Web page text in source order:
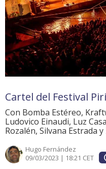
Cartel del Festival
Con Bomba Estéreo,
Ludovico Einaudi, Luz
Rozalén, Silvana Estrada
Hugo Fernández
09/03/2023 | 18:21 CET